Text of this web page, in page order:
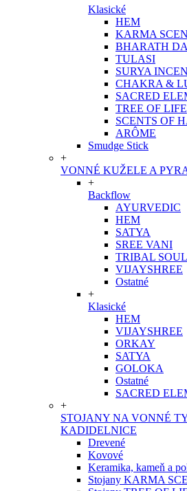
Klasické
HEM
KARMA
BHARATH
TULASI
SURYA
CHAKRA &
SACRED
TREE OF LIFE
SCENTS OF
ARÔME
Smudge Stick
+
VONNÉ KUŽELE A
+
Backflow
AYURVEDIC
HEM
SATYA
SREE VANI
TRIBAL SOUL
VIJAYSHREE
Ostatné
+
Klasické
HEM
VIJAYSHREE
ORKAY
SATYA
GOLOKA
Ostatné
SACRED
+
STOJANY NA VONNÉ
KADIDELNICE
Drevené
Kovové
Keramika, kameň a
Stojany KARMA